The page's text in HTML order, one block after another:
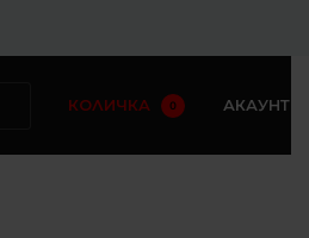
КОЛИЧКА 0 АКАУНТ